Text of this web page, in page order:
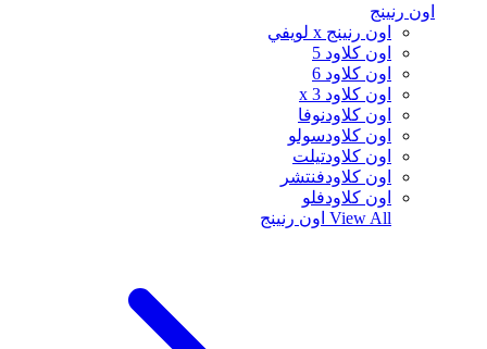
اون رنينج
اون رنينج x لويفي
اون كلاود 5
اون كلاود 6
اون كلاود x 3
اون كلاودنوفا
اون كلاودسولو
اون كلاودتيلت
اون كلاودفنتشر
اون كلاودفلو
View All اون رنينج